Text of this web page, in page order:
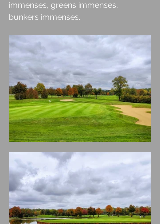
immenses, greens immenses,
bunkers immenses.